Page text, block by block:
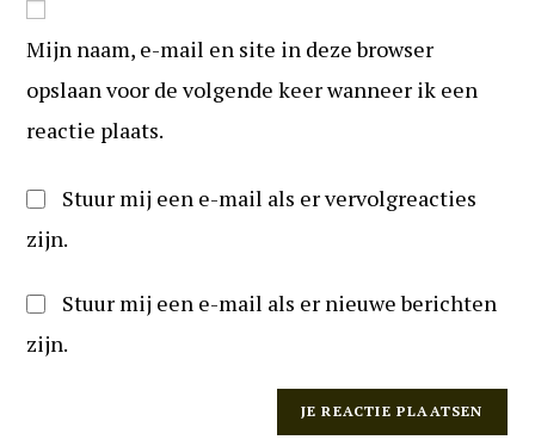
om
te
reageren
URL
in
(optioneel)
Mijn naam, e-mail en site in deze browser
opslaan voor de volgende keer wanneer ik een
reactie plaats.
Stuur mij een e-mail als er vervolgreacties
zijn.
Stuur mij een e-mail als er nieuwe berichten
zijn.